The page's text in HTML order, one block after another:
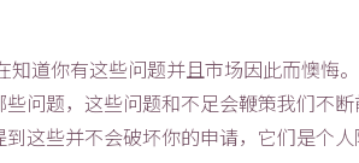
道你有这些问题并且市场因此而懊悔
问题，这些问题和不足会鞭策我们不
这些并不会破坏你的申请，它们是个